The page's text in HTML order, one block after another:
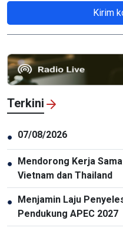
Kirim
Terkini
● 07/08/2026
● Mendorong Kerja
Vietnam dan Thailand
● Menjamin Laju
Pendukung APEC 2027